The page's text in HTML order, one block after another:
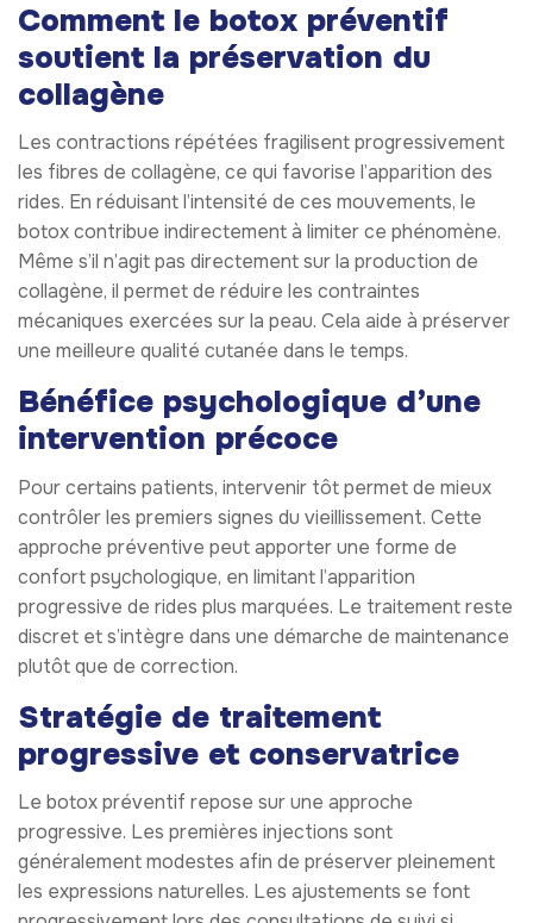
Comment le botox préventif
soutient la préservation du
collagène
Les contractions répétées fragilisent progressivement
les fibres de collagène, ce qui favorise l’apparition des
rides. En réduisant l’intensité de ces mouvements, le
botox contribue indirectement à limiter ce phénomène.
Même s’il n’agit pas directement sur la production de
collagène, il permet de réduire les contraintes
mécaniques exercées sur la peau. Cela aide à préserver
une meilleure qualité cutanée dans le temps.
Bénéfice psychologique d’une
intervention précoce
Pour certains patients, intervenir tôt permet de mieux
contrôler les premiers signes du vieillissement. Cette
approche préventive peut apporter une forme de
confort psychologique, en limitant l’apparition
progressive de rides plus marquées. Le traitement reste
discret et s’intègre dans une démarche de maintenance
plutôt que de correction.
Stratégie de traitement
progressive et conservatrice
Le botox préventif repose sur une approche
progressive. Les premières injections sont
généralement modestes afin de préserver pleinement
les expressions naturelles. Les ajustements se font